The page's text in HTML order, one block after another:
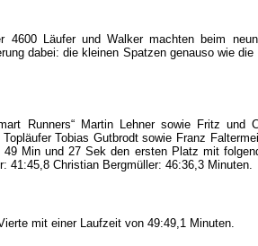
Läufer und Walker machten beim
dabei: die kleinen Spatzen genauso wie die
Runners“ Martin Lehner sowie Fritz und
Tobias Gutbrodt sowie Franz
Min und 27 Sek den ersten Platz mit
41:45,8 Christian Bergmüller: 46:36,3 Minuten.
mit einer Laufzeit von 49:49,1 Minuten.